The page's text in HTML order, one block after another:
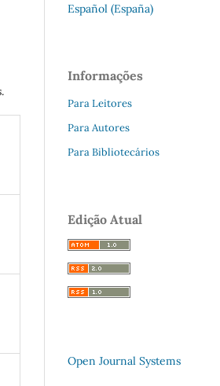
Español (España)
Informações
Para Leitores
Para Autores
Para Bibliotecários
Edição Atual
Open Journal Systems